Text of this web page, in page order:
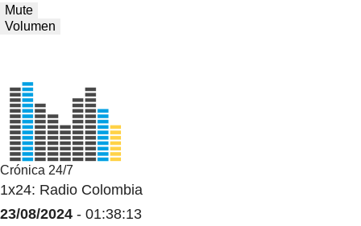
Mute
Volumen
Crónica 24/7
1x24: Radio Colombia
23/08/2024 - 01:38:13